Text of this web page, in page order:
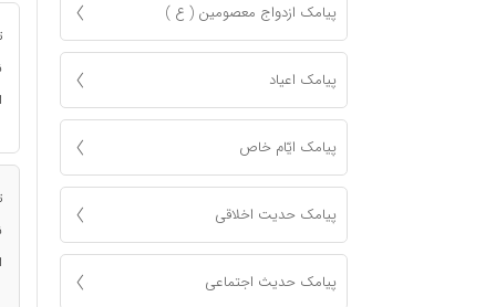
پیامک ازدواج معصومين ( ع )
پیامک اعياد
پیامک ايّام خاص
پیامک حدیت اخلاقی
پیامک حدیث اجتماعی